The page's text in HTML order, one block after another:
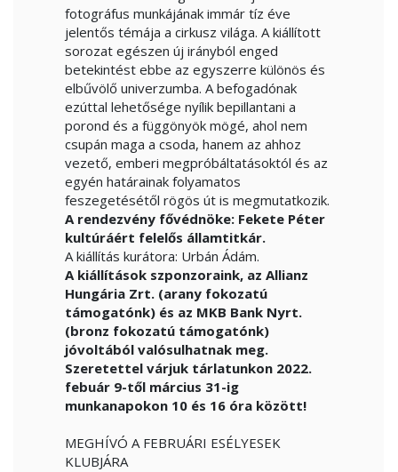
fotográfus munkájának immár tíz éve
jelentős témája a cirkusz világa. A kiállított
sorozat egészen új irányból enged
betekintést ebbe az egyszerre különös és
elbűvölő univerzumba. A befogadónak
ezúttal lehetősége nyílik bepillantani a
porond és a függönyök mögé, ahol nem
csupán maga a csoda, hanem az ahhoz
vezető, emberi megpróbáltatásoktól és az
egyén határainak folyamatos
feszegetésétől rögös út is megmutatkozik.
A rendezvény fővédnöke: Fekete Péter
kultúráért felelős államtitkár.
A kiállítás kurátora: Urbán Ádám.
A kiállítások szponzoraink, az Allianz
Hungária Zrt. (arany fokozatú
támogatónk) és az MKB Bank Nyrt.
(bronz fokozatú támogatónk)
jóvoltából valósulhatnak meg.
Szeretettel várjuk tárlatunkon 2022.
febuár 9-től március 31-ig
munkanapokon 10 és 16 óra között!
MEGHÍVÓ A FEBRUÁRI ESÉLYESEK
KLUBJÁRA